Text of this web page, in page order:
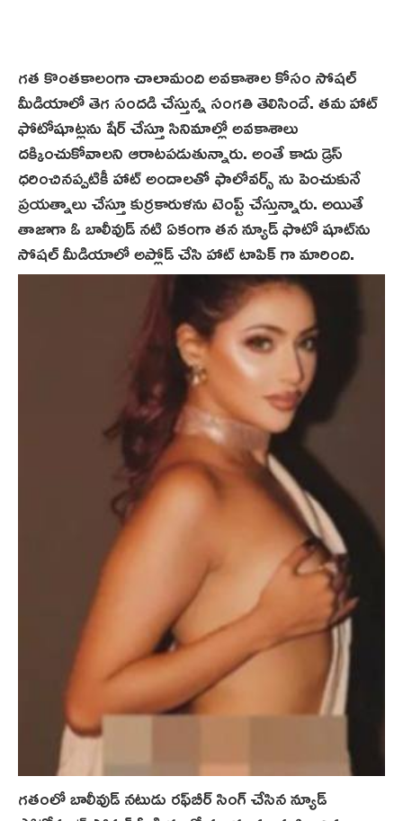
గత కొంతకాలంగా చాలామంది అవకాశాల కోసం సోషల్
మీడియాలో తెగ సందడి చేస్తున్న సంగతి తెలిసిందే. తమ హాట్
ఫోటోషూట్లను షేర్ చేస్తూ సినిమాల్లో అవ‌కాశాలు
ద‌క్కించుకోవాల‌ని ఆరాట‌ప‌డుతున్నారు. అంతే కాదు డ్రెస్
ధరించినప్పటికీ హాట్ అందాలతో ఫాలోవర్స్ ను పెంచుకునే
ప్రయత్నాలు చేస్తూ కుర్రకారుళ‌ను టెంప్ట్‌ చేస్తున్నారు. అయితే
తాజాగా ఓ బాలీవుడ్ నటి ఏకంగా తన న్యూడ్ ఫొటో షూట్‌ను
సోషల్ మీడియాలో అప్లోడ్ చేసి హాట్ టాపిక్ గా మారింది.
గతంలో బాలీవుడ్ నటుడు రఫ్‌బీర్ సింగ్ చేసిన న్యూడ్